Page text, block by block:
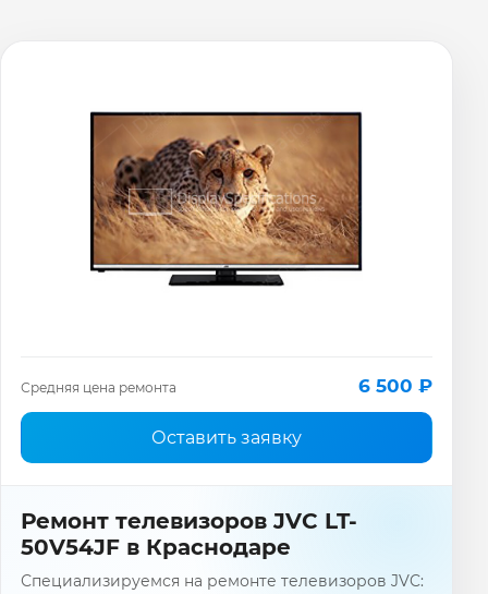
Средняя цена ремонта 6 500 ₽
Оставить заявку
Ремонт телевизоров JVC LT-
50V54JF в Краснодаре
Специализируемся на ремонте телевизоров JVC: